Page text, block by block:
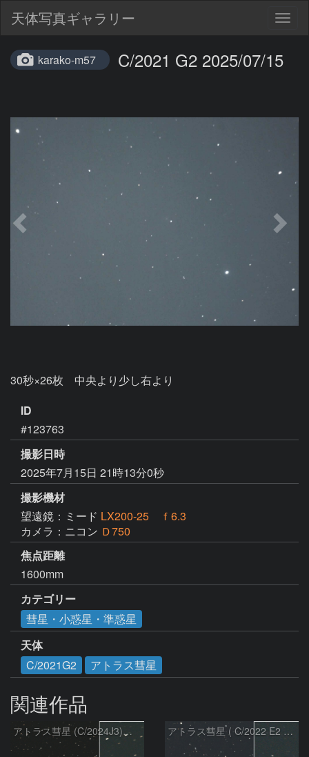
天体写真ギャラリー
karako-m57 C/2021 G2 2025/07/15
ID
#123763
撮影日時
2025年7月15日 21時13分0秒
撮影機材
望遠鏡：ミード LX200-25 ｆ6.3
カメラ：ニコン Ｄ750
焦点距離
1600mm
カテゴリー
彗星・小惑星・準惑星
天体
C/2021G2
アトラス彗星
関連作品
アトラス彗星 (C/2024J3)：2026/08/05 アトラス彗星 ( C/2022 E2 )：2026/07/27